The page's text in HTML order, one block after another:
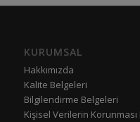
KURUMSAL
Hakkımızda
Kalite Belgeleri
Bilgilendirme Belgeleri
Kişisel Verilerin